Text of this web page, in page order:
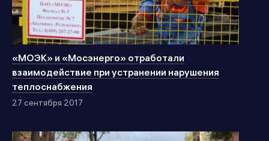
«МОЭК» и «Мосэнерго» отработали
взаимодействие при устранении нарушения
теплоснабжения
27 сентября 2017